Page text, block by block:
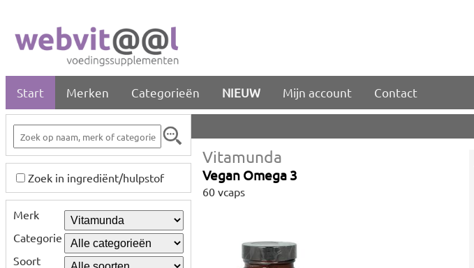
Start Merken Categorieën NIEUW Mijn account Contact
Zoek in ingrediënt/hulpstof
Merk
Categorie
Soort
Vitamunda
Vegan Omega 3
60 vcaps